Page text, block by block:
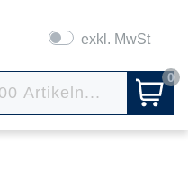
exkl. MwSt
0